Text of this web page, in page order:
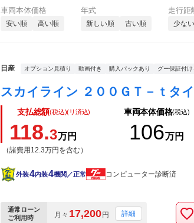
車両本体価格
安い順 高い順
年式
新しい順 古い順
走行距
少な
日産 オプション見積り 動画付き 購入パックあり グー保証付
支払総額(税込)(リ済込)
118.3万円
（諸費用12.3万円を含む）
車両本体価格(税込)
106万円
外装4内装4機関／正常 コンピューター診断済
通常ローン
ご利用時
月々 17,200円 詳細